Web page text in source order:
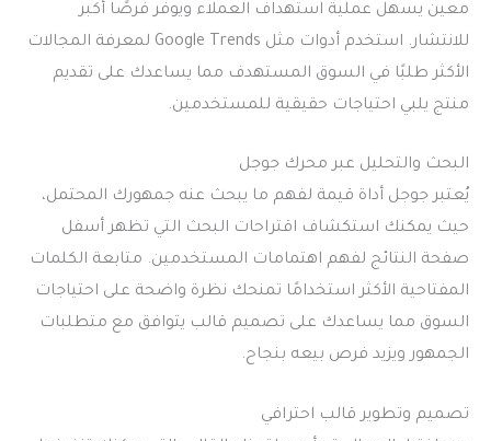
معين يسهل عملية استهداف العملاء ويوفر فرصًا أكبر
للانتشار. استخدم أدوات مثل Google Trends لمعرفة المجالات
الأكثر طلبًا في السوق المستهدف مما يساعدك على تقديم
منتج يلبي احتياجات حقيقية للمستخدمين.
البحث والتحليل عبر محرك جوجل
يُعتبر جوجل أداة قيمة لفهم ما يبحث عنه جمهورك المحتمل،
حيث يمكنك استكشاف اقتراحات البحث التي تظهر أسفل
صفحة النتائج لفهم اهتمامات المستخدمين. متابعة الكلمات
المفتاحية الأكثر استخدامًا تمنحك نظرة واضحة على احتياجات
السوق مما يساعدك على تصميم قالب يتوافق مع متطلبات
الجمهور ويزيد فرص بيعه بنجاح.
تصميم وتطوير قالب احترافي